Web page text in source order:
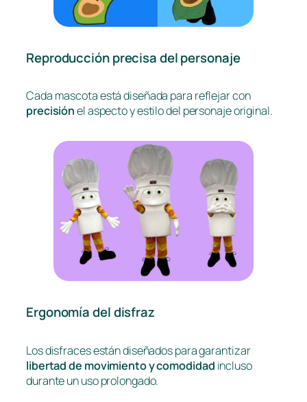
Reproducción precisa del personaje
Cada mascota está diseñada para reflejar con
precisiónel aspecto y estilo del personaje original.
Ergonomía del disfraz
Los disfraces están diseñados para garantizar
libertad de movimiento y comodidad incluso
durante un uso prolongado.